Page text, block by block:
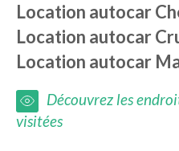
Location autocar
Location autocar
Location autocar
Découvrez les
visitées